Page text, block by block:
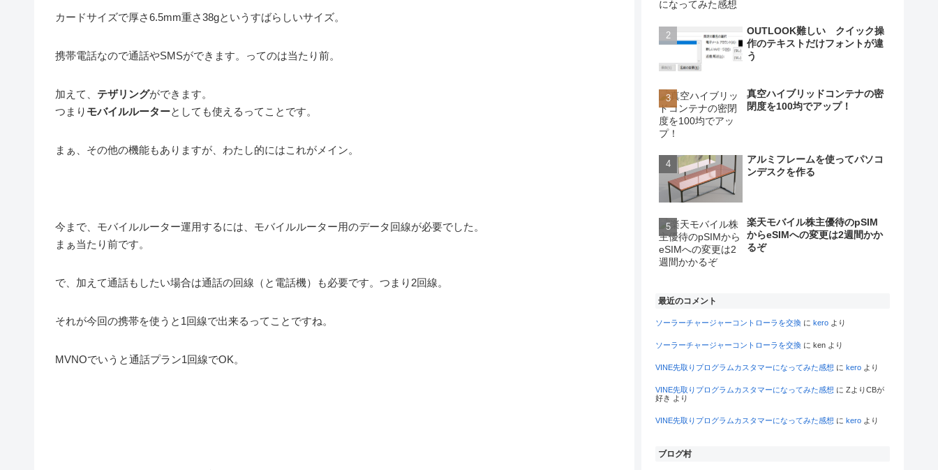
カードサイズで厚さ6.5mm重さ38gというすばらしいサイズ。
携帯電話なので通話やSMSができます。ってのは当たり前。
加えて、 テザリングができます。
つまり モバイルルーターとしても使えるってことです。
まぁ、その他の機能もありますが、わたし的にはこれがメイン。
今まで、モバイルルーター運用するには、モバイルルーター用のデータ回線が必要でした。
まぁ当たり前です。
で、加えて通話もしたい場合は通話の回線（と電話機）も必要です。つまり2回線。
それが今回の携帯を使うと1回線で出来るってことですね。
MVNOでいうと通話プラン1回線でOK。
OUTLOOK難しい クイック操
作のテキストだけフォントが違
う
真空ハイブリッドコンテナの密
閉度を100均でアップ！
アルミフレームを使ってパソコ
ンデスクを作る
楽天モバイル株主優待のpSIM
からeSIMへの変更は2週間かか
るぞ
最近のコメント
ソーラーチャージャーコントローラを交換 に kero より
ソーラーチャージャーコントローラを交換 に ken より
VINE先取りプログラムカスタマーになってみた感想 に kero より
VINE先取りプログラムカスタマーになってみた感想 に ZよりCBが
好き より
VINE先取りプログラムカスタマーになってみた感想 に kero より
ブログ村